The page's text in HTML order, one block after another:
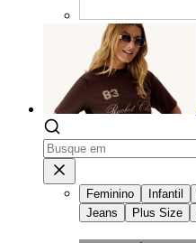
Feminino Infantil
Jeans
Plus Size